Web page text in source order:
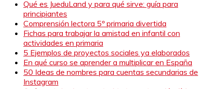
Qué es JueduLand y para qué sirve: guía para
principiantes
Comprensión lectora 5º primaria divertida
Fichas para trabajar la amistad en infantil con
actividades en primaria
5 Ejemplos de proyectos sociales ya elaborados
En qué curso se aprender a multiplicar en España
50 Ideas de nombres para cuentas secundarias de
Instagram